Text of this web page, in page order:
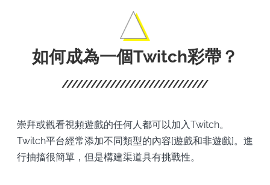
如何成為一個Twitch彩帶？
崇拜或觀看視頻遊戲的任何人都可以加入Twitch。
Twitch平台經常添加不同類型的內容[遊戲和非遊戲]。進
行抽搐很簡單，但是構建渠道具有挑戰性。